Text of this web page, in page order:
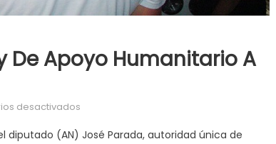
De Apoyo Humanitario A
desactivados
diputado (AN) José Parada, autoridad única de